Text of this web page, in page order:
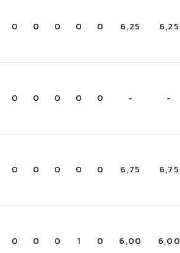
0 0 0 0 0 6,25 6,25
0 0 0 0 0 - -
0 0 0 0 0 6,75 6,75
0 0 0 1 0 6,00 6,00